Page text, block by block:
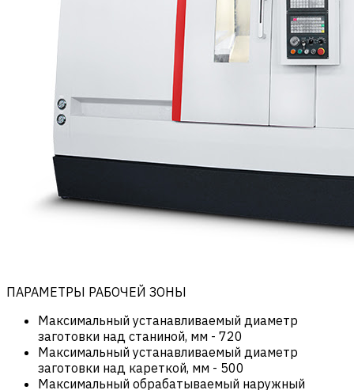
ПАРАМЕТРЫ РАБОЧЕЙ ЗОНЫ
Максимальный устанавливаемый диаметр
заготовки над станиной, мм - 720
Максимальный устанавливаемый диаметр
заготовки над кареткой, мм - 500
Максимальный обрабатываемый наружный